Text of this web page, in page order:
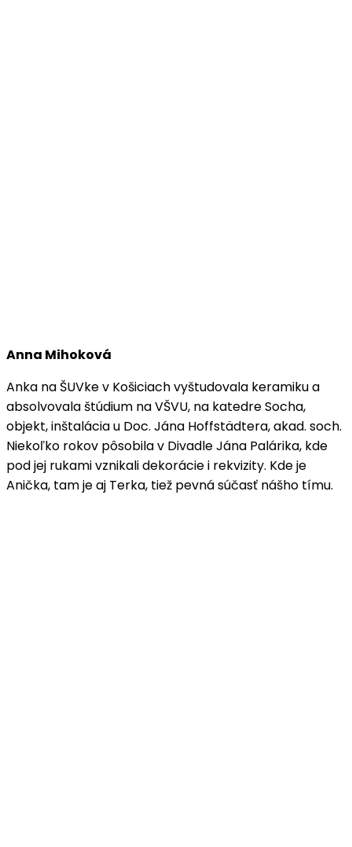
Anna Mihoková
Anka na ŠUVke v Košiciach vyštudovala keramiku a
absolvovala štúdium na VŠVU, na katedre Socha,
objekt, inštalácia u Doc. Jána Hoffstädtera, akad. soch.
Niekoľko rokov pôsobila v Divadle Jána Palárika, kde
pod jej rukami vznikali dekorácie i rekvizity. Kde je
Anička, tam je aj Terka, tiež pevná súčasť nášho tímu.